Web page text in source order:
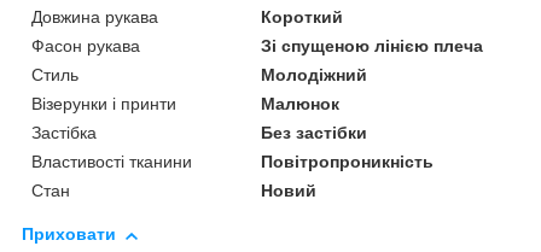
Довжина рукава
Короткий
Фасон рукава
Зі спущеною лінією плеча
Стиль
Молодіжний
Візерунки і принти
Малюнок
Застібка
Без застібки
Властивості тканини
Повітропроникність
Стан
Новий
Приховати